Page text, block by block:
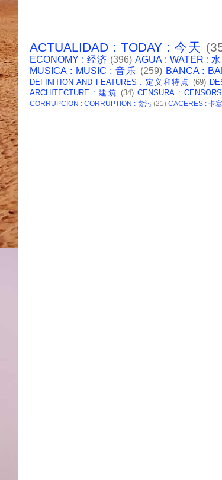
ACTUALIDAD : TODAY : 今天
ECONOMY : 经济 (396) AGUA : WATER : 水
MUSICA : MUSIC : 音乐 (259) BANCA :
DEFINITION AND FEATURES : 定义和特点 (69)
ARCHITECTURE : 建筑 (34) CENSURA :
CORRUPCION : CORRUPTION : 贪污 (21) CACERES : 卡